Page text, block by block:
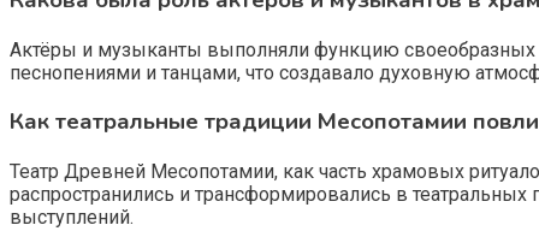
Актёры и музыканты выполняли функцию
песнопениями и танцами, что создавало духовную
Как театральные традиции Месопотамии
Театр Древней Месопотамии, как часть храмовых
распространились и трансформировались в
выступлений.